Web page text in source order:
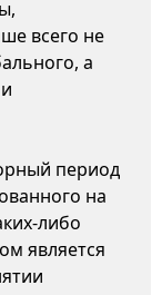
всего не
а
период
на
либо
является